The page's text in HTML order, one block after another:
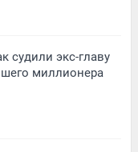
судили экс-главу
миллионера